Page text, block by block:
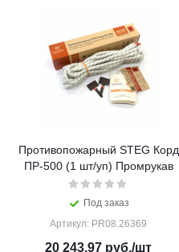
Противопожарный STEG Корд
ПР-500 (1 шт/уп) Промрукав
Под заказ
Артикул: PR08.26369
20 243.97 руб./шт